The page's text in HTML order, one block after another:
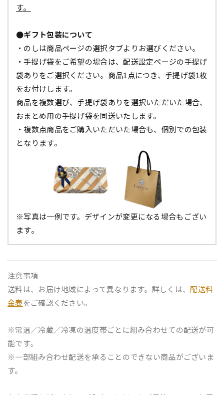
す。
●ギフト包装について
・のしは商品ページの選択タブよりお選びください。
・手提げ袋をご希望の場合は、配送設定ページの手提げ
袋ありをご選択ください。商品1点につき、手提げ袋1枚
をお付けします。
商品を複数選び、手提げ袋ありを選択いただいた場合、
おまとめ用の手提げ袋を同送いたします。
・複数点商品をご購入いただいた場合も、個別での包装
となります。
※写真は一例です。デザインが変更になる場合もござい
ます。
注意事項
送料は、お届け地域によって異なります。詳しくは、配送料
金表をご確認ください。
※常温／冷蔵／冷凍の温度帯ごとに組み合わせての配送が可
能です。
※一部組み合わせ配送を承ることのできない商品がございま
す。